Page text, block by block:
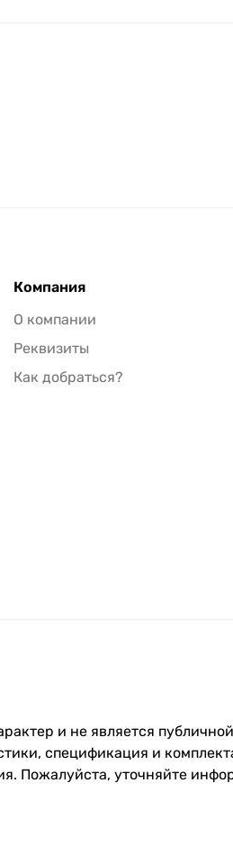
Компания
О компании
Реквизиты
Как добраться?
и не является
спецификация и
Пожалуйста, уточняйте